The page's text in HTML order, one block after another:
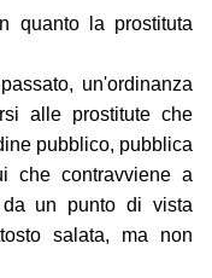
quanto la prostituta
un'ordinanza
alle prostitute che
pubblico, pubblica
che contravviene a
da un punto di vista
salata, ma non